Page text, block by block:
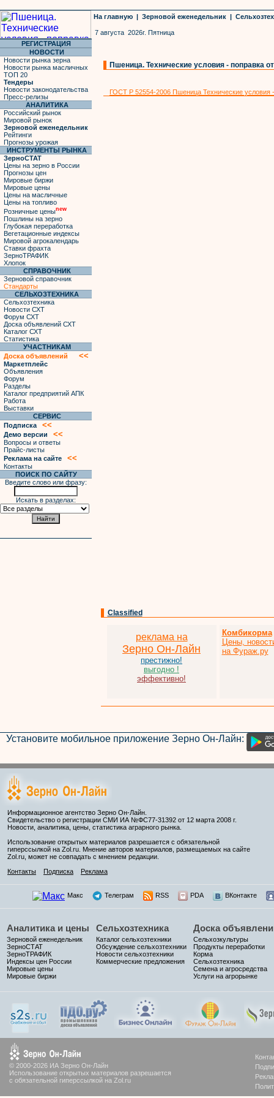
На главную | Зерновой еженедельник |
7 августа 2026г. Пятница
РЕГИСТРАЦИЯ
НОВОСТИ
Новости рынка зерна
Новости рынка масличных
ТОП 20
Тендеры
Новости законодательства
Пресс-релизы
АНАЛИТИКА
Российский рынок
Мировой рынок
Зерновой еженедельник
Рейтинги
Прогнозы урожая
ИНСТРУМЕНТЫ РЫНКА
ЗерноСТАТ
Цены на зерно в России
Прогнозы цен
Мировые биржи
Мировые цены
Цены на масличные
Цены на топливо
Розничные ценыnew
Пошлины на зерно
Глубокая переработка
Вегетационные индексы
Мировой агрокалендарь
Ставки фрахта
ЗерноТРАФИК
Хлопок
СПРАВОЧНИК
Зерновой справочник
Стандарты
СЕЛЬХОЗТЕХНИКА
Сельхозтехника
Новости СХТ
Форум СХТ
Доска объявлений СХТ
Каталог СХТ
Статистика
УЧАСТНИКАМ
Доска объявлений
<<
Маркетплейс
Объявления
Форум
Разделы
Каталог предприятий АПК
Работа
Выставки
СЕРВИС
Подписка
<<
Демо версии <<
Вопросы и ответы
Прайс-листы
Реклама на сайте
<<
Контакты
ПОИСК ПО САЙТУ
Введите слово или фразу:
Искать в разделах:
Пшеница. Технические условия - поправка
ГОСТ Р 52554-2006 Пшеница Технические условия
Classified
реклама на
Зерно Он-Лайн
престижно!
выгодно !
эффективно!
Комбикорма
Цены,
на Фураж.ру
Установите мобильное приложение Зерно Он-Лайн:
Информационное агентство Зерно Он-Лайн.
Свидетельство о регистрации СМИ ИА №ФС77-31392 от 12 марта 2008 г.
Новости, аналитика, цены, статистика аграрного рынка.
Использование открытых материалов разрешается с обязательной
гиперссылкой на Zol.ru. Мнение авторов материалов, размещаемых на сайте
Zol.ru, может не совпадать с мнением редакции.
Контакты
Подписка Реклама
Макс Телеграм RSS PDA ВКонтакте
Аналитика и цены
Зерновой еженедельник
ЗерноСТАТ
ЗерноТРАФИК
Индексы цен России
Мировые цены
Мировые биржи
Сельхозтехника
Каталог сельхозтехники
Обсуждение сельхозтехники
Новости сельхозтехники
Коммерческие предложения
Доска
Сельхозкультуры
Продукты переработки
Корма
Сельхозтехника
Семена и агросредства
Услуги на агрорынке
© 2000-2026 ИА Зерно Он-Лайн
Использование открытых материалов разрешается
с обязательной гиперссылкой на Zol.ru